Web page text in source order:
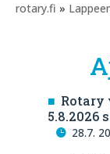
rotary.fi »
Rotary
5.8.2026
28.7.